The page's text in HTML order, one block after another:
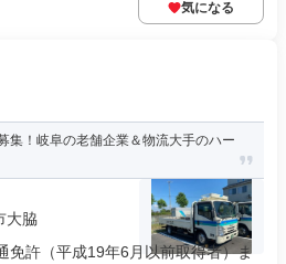
気になる
集！岐阜の老舗企業＆物流大手のハー
大脇
免許（平成19年6月以前取得者）ま